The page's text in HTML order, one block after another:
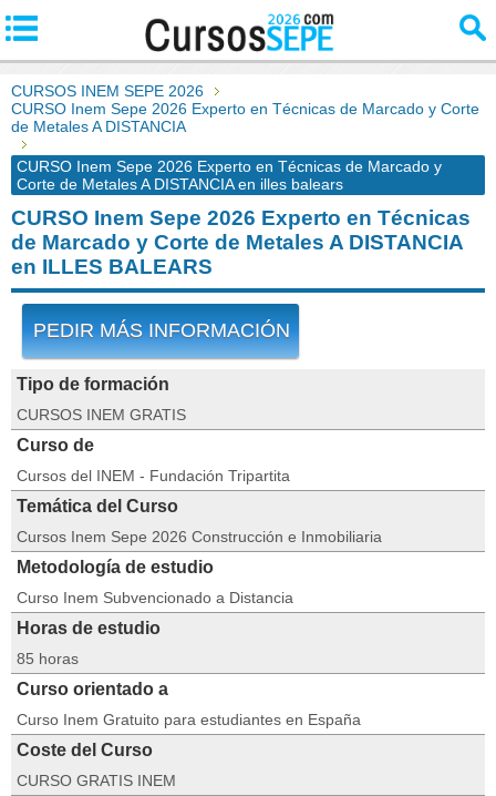
CURSOS INEM SEPE 2026
CURSO Inem Sepe 2026 Experto en Técnicas de Marcado y Corte
de Metales A DISTANCIA
CURSO Inem Sepe 2026 Experto en Técnicas de Marcado y
Corte de Metales A DISTANCIA en illes balears
CURSO Inem Sepe 2026 Experto en Técnicas
de Marcado y Corte de Metales A DISTANCIA
en ILLES BALEARS
PEDIR MÁS INFORMACIÓN
Tipo de formación
CURSOS INEM GRATIS
Curso de
Cursos del INEM - Fundación Tripartita
Temática del Curso
Cursos Inem Sepe 2026 Construcción e Inmobiliaria
Metodología de estudio
Curso Inem Subvencionado a Distancia
Horas de estudio
85 horas
Curso orientado a
Curso Inem Gratuito para estudiantes en España
Coste del Curso
CURSO GRATIS INEM